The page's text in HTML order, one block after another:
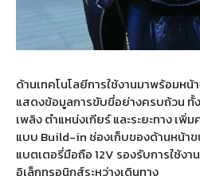
ด้านเทคโนโลยีการใช้งานมาพร้อมหน้
แสดงข้อมูลการขับขี่อย่างครบถ้วน ทั้
เพลิง ตำแหน่งเกียร์ และระยะทาง เ
แบบ Build-inช่องเก็บของด้านหน้า
แบตเตอรี่มือถือ12V รองรับการใช้ง
อิเล็กทรอนิกส์ระหว่างเดินทาง